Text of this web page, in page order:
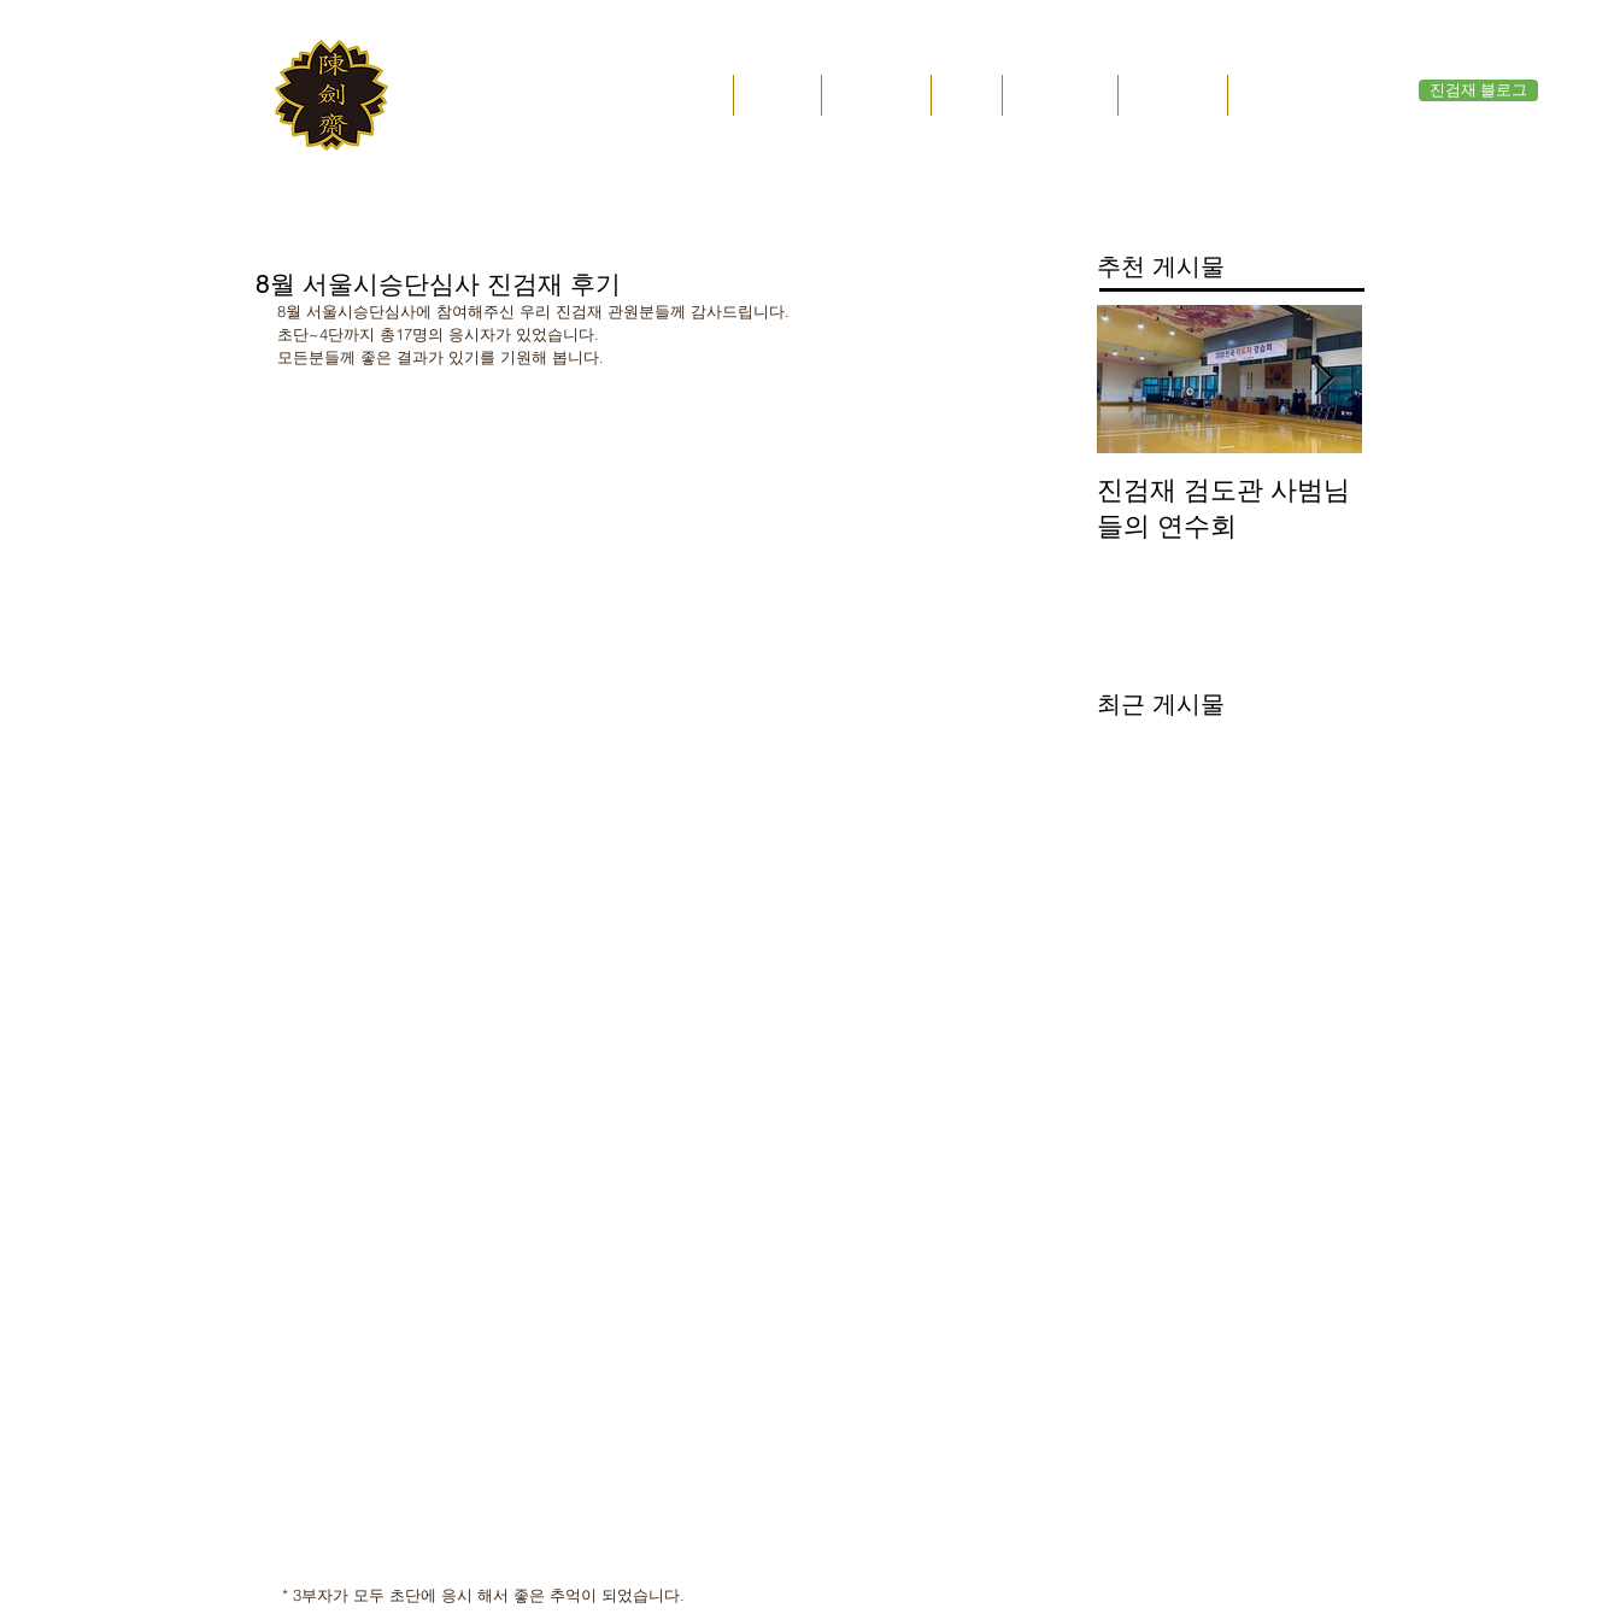
진검재 블로그
8월 서울시승단심사 진검재 후기
8월 서울시승단심사에 참여해주신 우리 진검재 관원분들께 감사드립니다.
초단~4단까지 총17명의 응시자가 있었습니다.
모든분들께 좋은 결과가 있기를 기원해 봅니다.
* 3부자가 모두 초단에 응시 해서 좋은 추억이 되었습니다.
추천 게시물
진검재 검도관 사범님
들의 연수회
최근 게시물